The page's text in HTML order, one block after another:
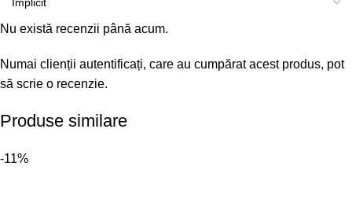
Nu există recenzii până acum.
Numai clienții autentificați, care au cumpărat acest produs, pot
să scrie o recenzie.
Produse similare
-11%